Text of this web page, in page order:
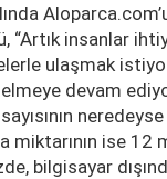
“Artık insanlar
ulaşmak
devam
miktarının ise 12
bilgisayar